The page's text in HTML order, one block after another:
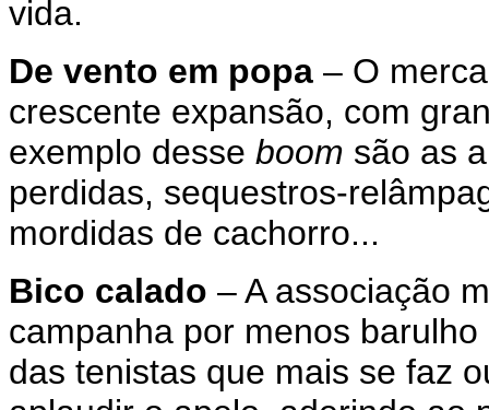
vida.
De vento em popa – O
crescente expansão, com
exemplo desse boom são as
perdidas, sequestros-
mordidas de cachorro...
Bico calado – A associação
campanha por menos
das tenistas que mais se faz